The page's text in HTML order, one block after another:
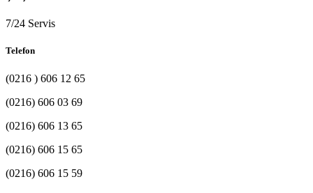
7/24 Servis
Telefon
(0216 ) 606 12 65
(0216) 606 03 69
(0216) 606 13 65
(0216) 606 15 65
(0216) 606 15 59